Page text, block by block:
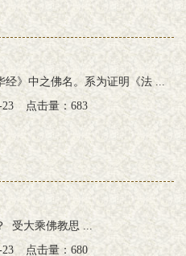
经》中之佛名。系为证明《法 ...
23
点击量：683
受大乘佛教思 ...
点击量：680